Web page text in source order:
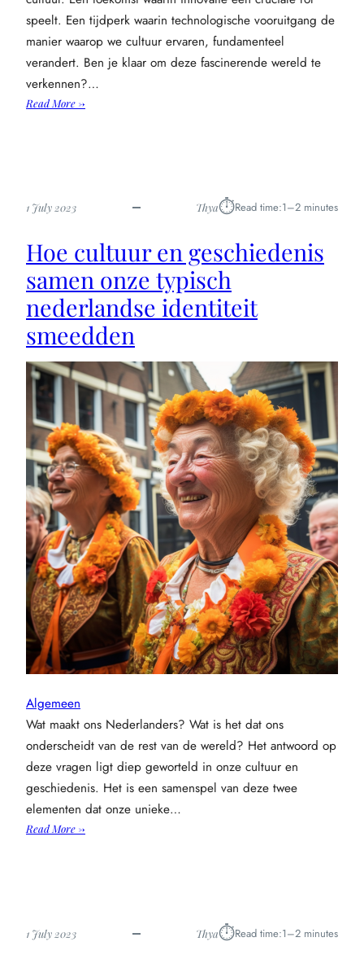
speelt. Een tijdperk waarin technologische vooruitgang de
manier waarop we cultuur ervaren, fundamenteel
verandert. Ben je klaar om deze fascinerende wereld te
verkennen?…
Read More →:
innovatieve
vooruitzichten
1 July 2023 Thya⏱︎Read time:1–2 minutes
Hoe cultuur en geschiedenis
samen onze typisch
nederlandse identiteit
smeedden
Algemeen
Wat maakt ons Nederlanders? Wat is het dat ons
onderscheidt van de rest van de wereld? Het antwoord op
deze vragen ligt diep geworteld in onze cultuur en
geschiedenis. Het is een samenspel van deze twee
elementen dat onze unieke…
Read More →:
1 July 2023 Thya⏱︎Read time:1–2 minutes